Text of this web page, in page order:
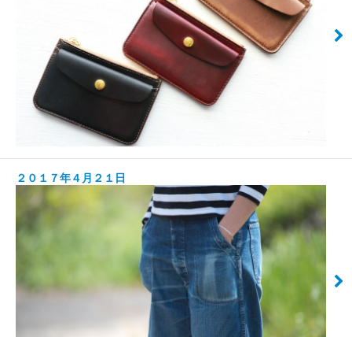
２０１７年４月２１日